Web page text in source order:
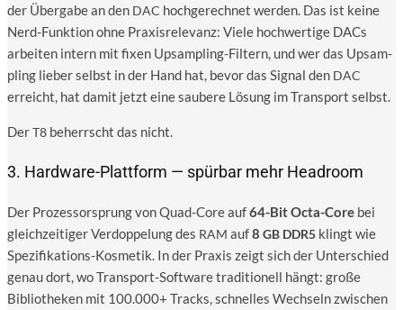
der Über­ga­be an den DAC hoch­ge­rech­net wer­den. Das ist kei­ne
Nerd-Funk­ti­on ohne Pra­xis­re­le­vanz: Vie­le hoch­wer­ti­ge DACs
arbei­ten intern mit fixen Upsam­pling-Fil­tern, und wer das Upsam­
pling lie­ber selbst in der Hand hat, bevor das Signal den DAC
erreicht, hat damit jetzt eine sau­be­re Lösung im Trans­port selbst.
DerT8 beherrscht das nicht.
3. Hardware-Plattform — spürbar mehr Headroom
Der Pro­zes­sor­sprung von Quad-Core auf64-Bit Octa-Core bei
gleich­zei­ti­ger Ver­dop­pe­lung des RAM auf8 GB DDR5 klingt wie
Spe­zi­fi­ka­ti­ons-Kos­me­tik. In der Pra­xis zeigt sich der Unter­schied
genau dort, wo Trans­port-Soft­ware tra­di­tio­nell hängt: gro­ße
Biblio­the­ken mit 100.000+ Tracks, schnel­les Wech­seln zwi­schen